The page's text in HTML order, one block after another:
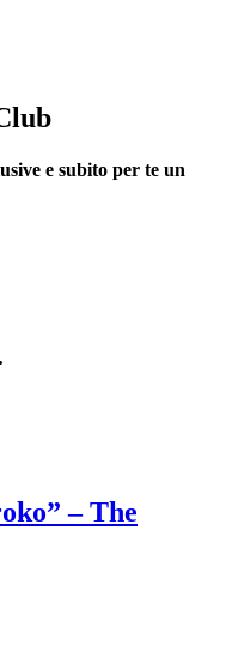
e subito per te un
– The